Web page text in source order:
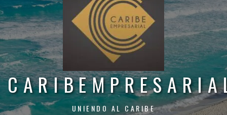
UNIENDO AL CARIBE